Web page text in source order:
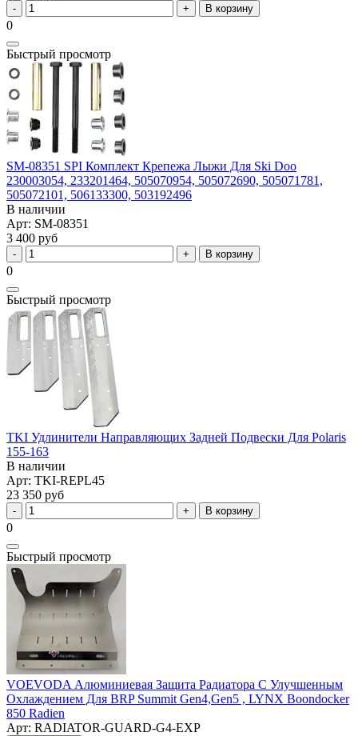
В корзину
0
Быстрый просмотр
SM-08351 SPI Комплект Крепежа Лыжи Для Ski Doo
230003054, 233201464, 505070954, 505072690, 505071781,
505072101, 506133300, 503192496
В наличии
Арт: SM-08351
3 400 руб
В корзину
0
Быстрый просмотр
TKI Удлинители Направляющих Задней Подвески Для Polaris
155-163
В наличии
Арт: TKI-REPL45
23 350 руб
В корзину
0
Быстрый просмотр
VOEVODA Алюминиевая Защита Радиатора С Улучшенным
Охлаждением Для BRP Summit Gen4,Gen5 , LYNX Boondocker
850 Radien
Арт: RADIATOR-GUARD-G4-EXP